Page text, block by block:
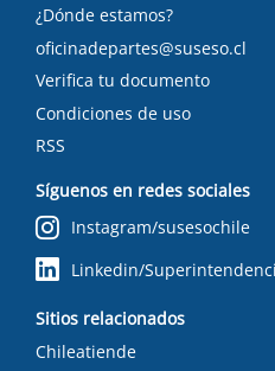
¿Dónde estamos?
oficinadepartes@suseso.cl
Verifica tu documento
Condiciones de uso
RSS
Síguenos en redes sociales
Instagram/susesochile
Linkedin/
Sitios relacionados
Chileatiende